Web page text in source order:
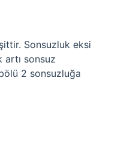
Sonsuzluk eksi
artı sonsuz
2 sonsuzluğa